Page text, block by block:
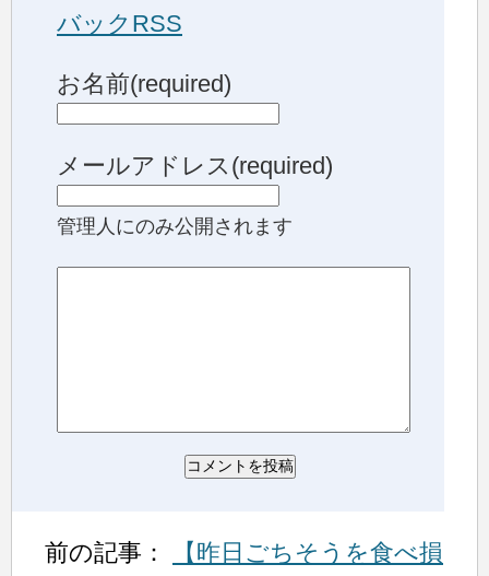
バックRSS
お名前(required)
メールアドレス(required)
管理人にのみ公開されます
前の記事：
【昨日ごちそうを食べ損